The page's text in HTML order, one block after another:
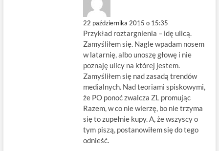
22 października 2015 o 15:35
Przykład roztargnienia – idę ulicą.
Zamyśliłem się. Nagle wpadam nosem
w latarnię, albo unoszę głowę i nie
poznaję ulicy na której jestem.
Zamyśliłem się nad zasadą trendów
medialnych. Nad teoriami spiskowymi,
że PO ponoć zwalcza ZL promując
Razem, w co nie wierzę, bo nie trzyma
się to zupełnie kupy. A, że wszyscy o
tym piszą, postanowiłem się do tego
odnieść.